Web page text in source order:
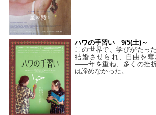
ハワの手習い 9/5(土)～
この世界で、学びがたっ
結婚させられ、自由を奪
——年を重ね、多くの挫
は諦めなかった。